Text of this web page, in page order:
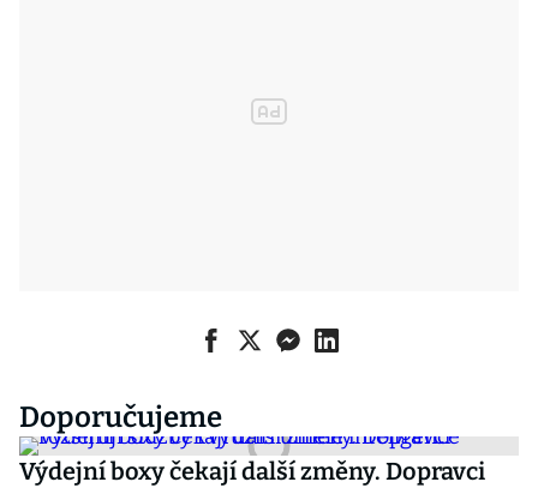
Doporučujeme
Výdejní boxy čekají další změny. Dopravci